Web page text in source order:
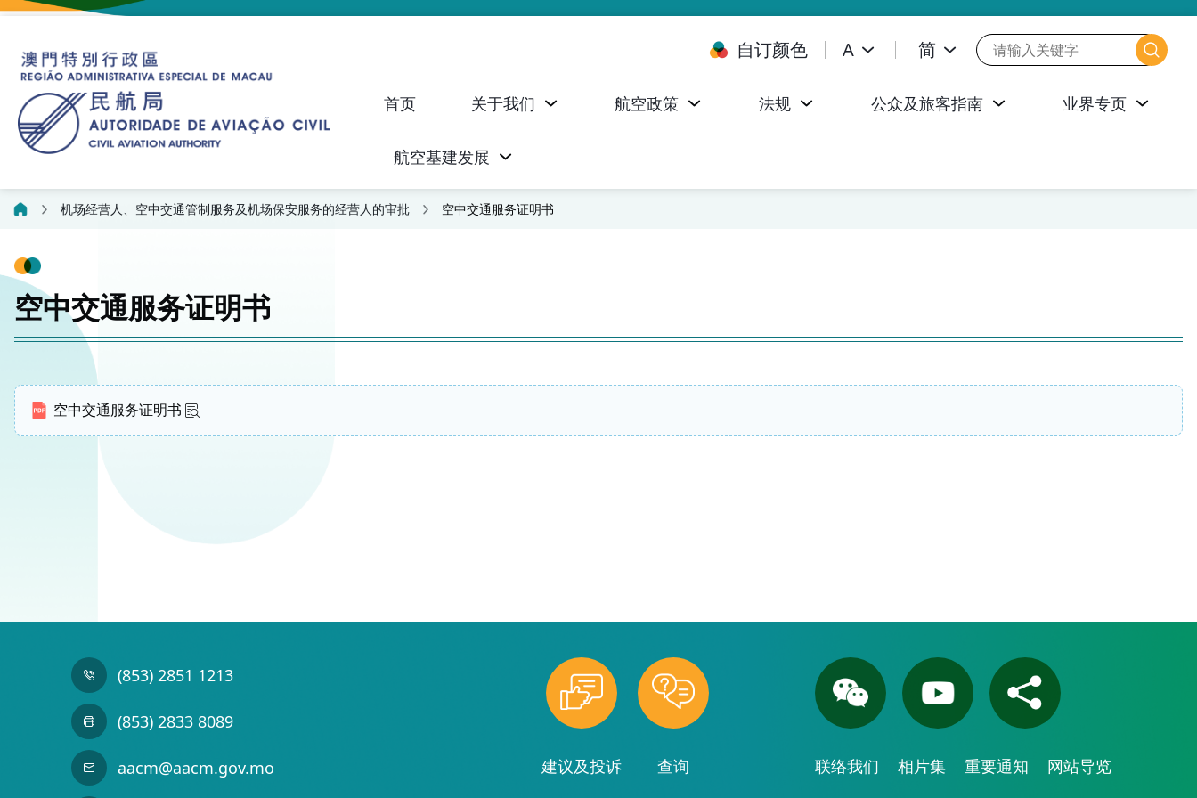
自订颜色 A 简
首页 关于我们 航空政策 法规 公众及旅客指南 业界专页
航空基建发展
机场经营人、空中交通管制服务及机场保安服务的经营人的审批 空中交通服务证明书
空中交通服务证明书
空中交通服务证明书
(853) 2851 1213
(853) 2833 8089
aacm@aacm.gov.mo 建议及投诉 查询 联络我们 相片集 重要通知 网站导览